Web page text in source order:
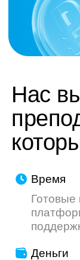
труду —
был